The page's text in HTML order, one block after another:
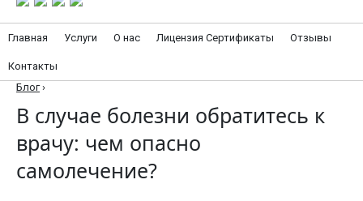
Главная Услуги О нас Лицензия Сертификаты Отзывы
Контакты
Блог ›
В случае болезни обратитесь к
врачу: чем опасно
самолечение?